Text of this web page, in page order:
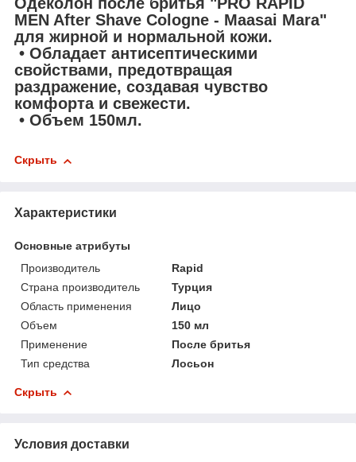
MEN After Shave Cologne - Maasai Mara"
для жирной и нормальной кожи.
• Обладает антисептическими
свойствами, предотвращая
раздражение, создавая чувство
комфорта и свежести.
• Объем 150мл.
Скрыть
Характеристики
Основные атрибуты
Производитель
Rapid
Страна производитель
Турция
Область применения
Лицо
Объем
150 мл
Применение
После бритья
Тип средства
Лосьон
Скрыть
Условия доставки